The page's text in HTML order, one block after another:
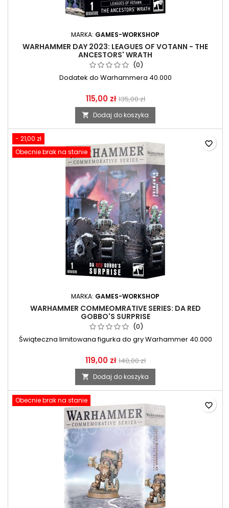
MARKA: GAMES-WORKSHOP
WARHAMMER DAY 2023: LEAGUES OF VOTANN - THE
ANCESTORS' WRATH
(0)
Dodatek do Warhammera 40.000
115,00 zł 135,00 zł
 Dodaj do koszyka
- 21,00 zł
Obecnie brak na stanie
MARKA: GAMES-WORKSHOP
WARHAMMER COMMEOMRATIVE SERIES: DA RED
GOBBO'S SURPRISE
(0)
Świąteczna limitowana figurka do gry Warhammer 40.000
119,00 zł 140,00 zł
 Dodaj do koszyka
favorite_border
Obecnie brak na stanie
favorite_border